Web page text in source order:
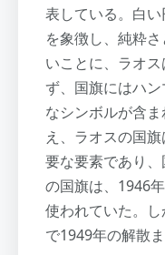
表している。白
を象徴し、純粋
いことに、ラオ
ず、国旗にはハ
なシンボルが含
え、ラオスの国
要な要素であり
の国旗は、1946
使われていた。
で1949年の解散